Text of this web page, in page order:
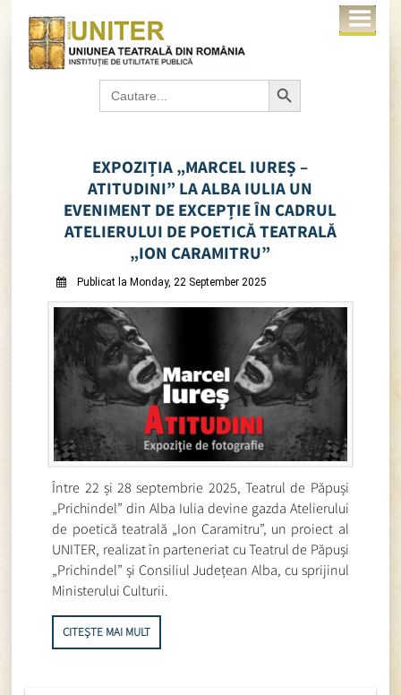
Search
for:
Search Button
EXPOZIȚIA „MARCEL IUREȘ –
ATITUDINI” LA ALBA IULIA UN
EVENIMENT DE EXCEPȚIE ÎN CADRUL
ATELIERULUI DE POETICĂ TEATRALĂ
„ION CARAMITRU”
Publicat la Monday, 22 September 2025
Între 22 și 28 septembrie 2025, Teatrul de Păpuși
„Prichindel” din Alba Iulia devine gazda Atelierului
de poetică teatrală „Ion Caramitru”, un proiect al
UNITER, realizat în parteneriat cu Teatrul de Păpuși
„Prichindel” și Consiliul Județean Alba, cu sprijinul
Ministerului Culturii.
CITEȘTE MAI MULT